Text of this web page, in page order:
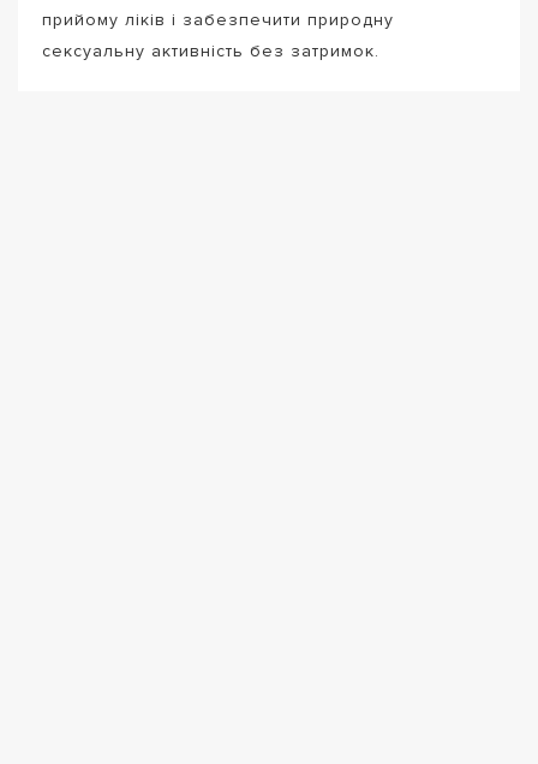
прийому ліків і забезпечити природну
сексуальну активність без затримок.